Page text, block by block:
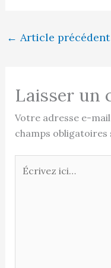
← Article précédent
Laisser un
Votre adresse e-
champs obligatoires
Écrivez
ici…